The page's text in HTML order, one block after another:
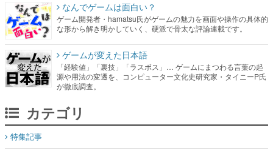
なんでゲームは面白い？
ゲーム開発者・hamatsu氏がゲームの魅力を画面や操作の具体的
な形から解き明かしていく、硬派で骨太な評論連載です。
ゲームが変えた日本語
「経験値」「裏技」「ラスボス」… ゲームにまつわる言葉の起
源や用法の変遷を、コンピューター文化史研究家・タイニーP氏
が徹底調査。
カテゴリ
特集記事